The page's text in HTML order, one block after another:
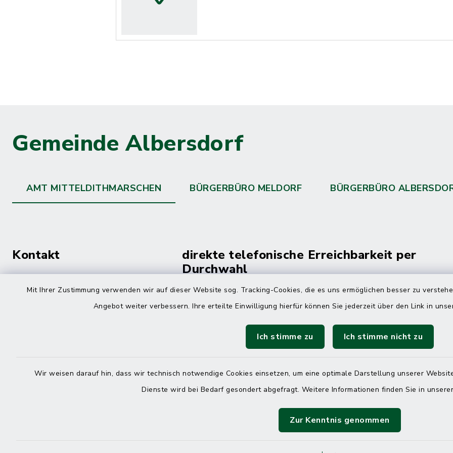
Mit Ihrer Zustimmung verwenden wir auf dieser Website sog. Tracking-Cookies, die es uns ermöglichen besser zu
Angebot weiter verbessern. Ihre erteilte Einwilligung hierfür können Sie jederzeit über den Link in
Ich stimme zu Ich stimme nicht zu
Wir weisen darauf hin, dass wir technisch notwendige Cookies einsetzen, um eine optimale Darstellung unserer
Dienste wird bei Bedarf gesondert abgefragt. Weitere Informationen finden Sie in
Zur Kenntnis genommen
Gemeinde Albersdorf
AMT MITTELDITHMARSCHEN BÜRGERBÜRO MELDORF BÜRGERBÜRO
Kontakt
info@mitteldithmarschen.de
direkte telefonische Erreichbarkeit per
Durchwahl
14:00 Uhr – 16:00 Uhr
08:00 Uhr – 12:00 Uhr
Online-Terminvereinbarung
Haben Sie ein dringendes Anliegen, finden aber online
keinen zeitnahen Termin? Rufen Sie uns gerne unter der
Telefonnummer 04832 6065 0 an!